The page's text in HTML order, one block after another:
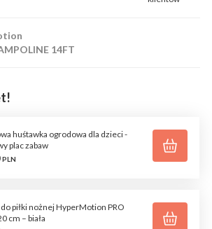
14FT
huśtawka ogrodowa dla dzieci -
plac zabaw
PLN
piłki nożnej HyperMotion PRO
cm – biała